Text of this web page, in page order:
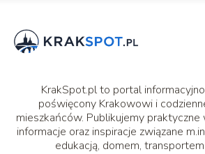
KrakSpot.pl to portal
poświęcony Krakowowi i
mieszkańców. Publikujemy
informacje oraz inspiracje związane
edukacją, domem,